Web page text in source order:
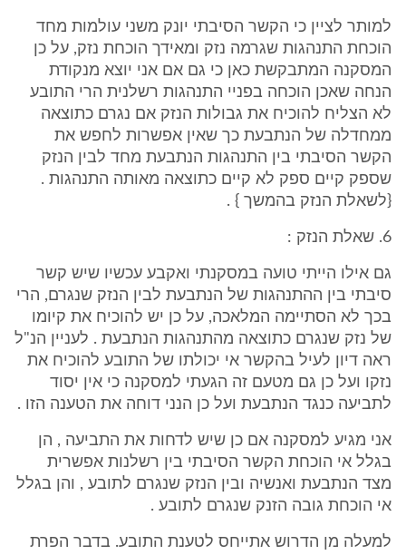
למותר לציין כי הקשר הסיבתי יונק משני עולמות מחד
הוכחת התנהגות שגרמה נזק ומאידך הוכחת נזק, על כן
המסקנה המתבקשת כאן כי גם אם אני יוצא מנקודת
הנחה שאכן הוכחה בפניי התנהגות רשלנית הרי התובע
לא הצליח להוכיח את גבולות הנזק אם נגרם כתוצאה
ממחדלה של הנתבעת כך שאין אפשרות לחפש את
הקשר הסיבתי בין התנהגות הנתבעת מחד לבין הנזק
שספק קיים ספק לא קיים כתוצאה מאותה התנהגות .
{לשאלת הנזק בהמשך } .
6. שאלת הנזק :
גם אילו הייתי טועה במסקנתי ואקבע עכשיו שיש קשר
סיבתי בין ההתנהגות של הנתבעת לבין הנזק שנגרם, הרי
בכך לא הסתיימה המלאכה, על כן יש להוכיח את קיומו
של נזק שנגרם כתוצאה מהתנהגות הנתבעת . לעניין הנ"ל
ראה דיון לעיל בהקשר אי יכולתו של התובע להוכיח את
נזקו ועל כן גם מטעם זה הגעתי למסקנה כי אין יסוד
לתביעה כנגד הנתבעת ועל כן הנני דוחה את הטענה הזו .
אני מגיע למסקנה אם כן שיש לדחות את התביעה , הן
בגלל אי הוכחת הקשר הסיבתי בין רשלנות אפשרית
מצד הנתבעת ואנשיה ובין הנזק שנגרם לתובע , והן בגלל
אי הוכחת גובה הזנק שנגרם לתובע .
למעלה מן הדרוש אתייחס לטענת התובע. בדבר הפרת